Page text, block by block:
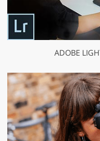
ADOBE